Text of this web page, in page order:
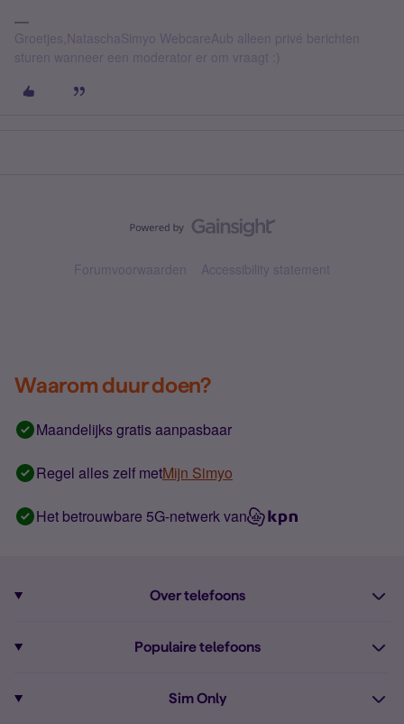
Groetjes,NataschaSimyo WebcareAub alleen privé berichten
sturen wanneer een moderator er om vraagt :)
Forumvoorwaarden Accessibility statement
Waarom duur doen?
Maandelijks gratis aanpasbaar
Regel alles zelf metMijn Simyo
Het betrouwbare 5G-netwerk van
Over telefoons
Alle telefoons
Populaire telefoons
Sim Only